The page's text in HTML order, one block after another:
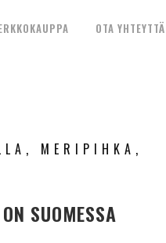
OTA YHTEYTTÄ
MERIPIHKA,
SUOMESSA